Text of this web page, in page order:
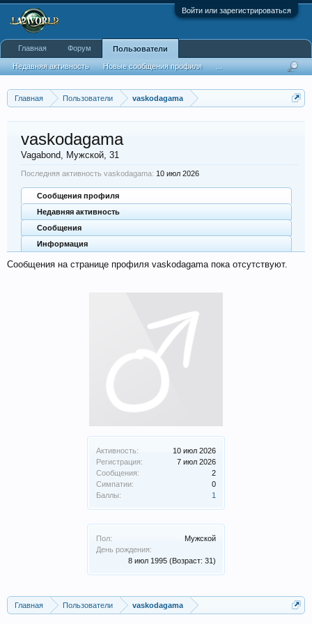
Войти или зарегистрироваться
Главная Пользователи vaskodagama
Активность:
10 июл 2026
Регистрация:
7 июл 2026
Сообщения:
2
Симпатии:
0
Баллы:
1
Пол:
Мужской
День рождения:
8 июл 1995 (Возраст: 31)
vaskodagama
Vagabond, Мужской, 31
Последняя активность vaskodagama: 10 июл 2026
Сообщения профиля
Недавняя активность
Сообщения
Информация
Сообщения на странице профиля vaskodagama пока отсутствуют.
Главная Пользователи vaskodagama
Главная Форум Пользователи
Недавняя активность Новые сообщения профиля